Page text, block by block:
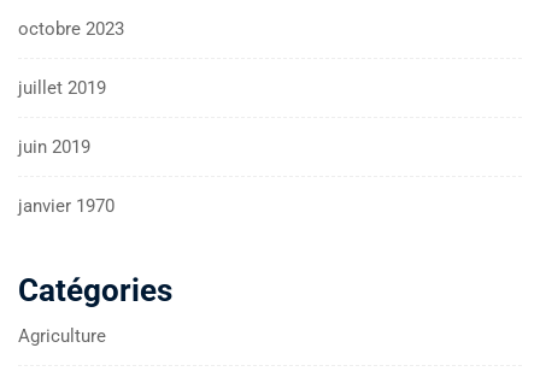
octobre 2023
juillet 2019
juin 2019
janvier 1970
Catégories
Agriculture